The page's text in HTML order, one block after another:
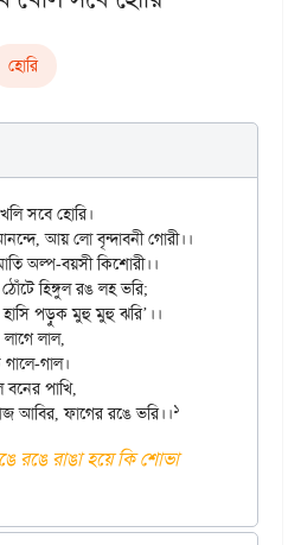
হোরি
সবে হোরি।
আয় লো বৃন্দাবনী গোরী।।
অল্প-বয়সী কিশোরী।।
ঠোঁটে হিঙ্গুল রঙ লহ ভরি;
হাসি পড়ুক মুহু মুহু ঝরি’।।
লাল,
গাল।
পাখি,
আবির, ফাগের রঙে ভরি।।
রঙে রাঙা হয়ে কি শোভা